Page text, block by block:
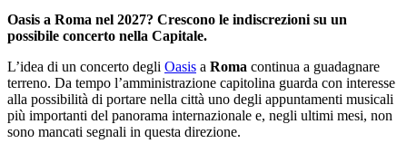
Oasis a Roma nel 2027? Crescono le indiscrezioni su un
possibile concerto nella Capitale.
L’idea di un concerto degli Oasis a Roma continua a guadagnare
terreno. Da tempo l’amministrazione capitolina guarda con interesse
alla possibilità di portare nella città uno degli appuntamenti musicali
più importanti del panorama internazionale e, negli ultimi mesi, non
sono mancati segnali in questa direzione.